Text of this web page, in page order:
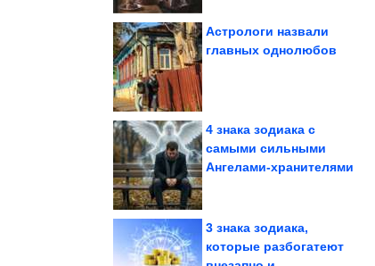
Астрологи назвали
главных однолюбов
4 знака зодиака с
самыми сильными
Ангелами-хранителями
3 знака зодиака,
которые разбогатеют